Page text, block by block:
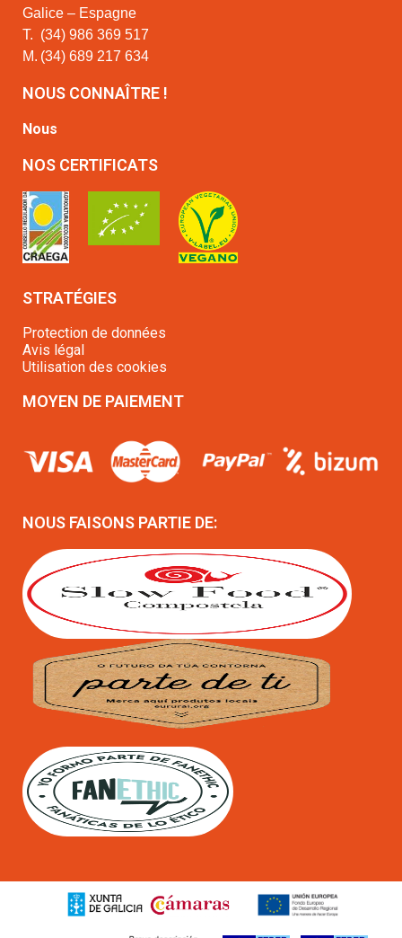
Galice – Espagne
T. (34) 986 369 517
M. (34) 689 217 634
NOUS CONNAÎTRE !
Nous
NOS CERTIFICATS
STRATÉGIES
Protection de données
Avis légal
Utilisation des cookies
MOYEN DE PAIEMENT
NOUS FAISONS PARTIE DE: